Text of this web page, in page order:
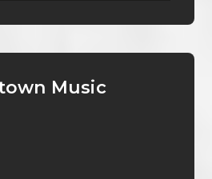
Music